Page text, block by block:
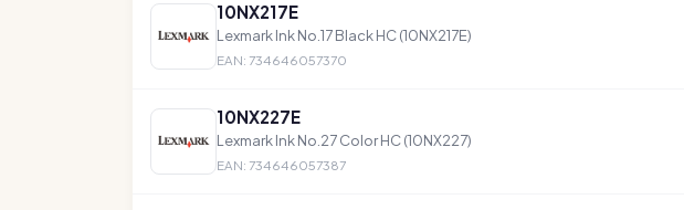
10NX217E
Lexmark Ink No.17 Black HC (10NX217E)
EAN: 734646057370
10NX227E
Lexmark Ink No.27 Color HC (10NX227)
EAN: 734646057387